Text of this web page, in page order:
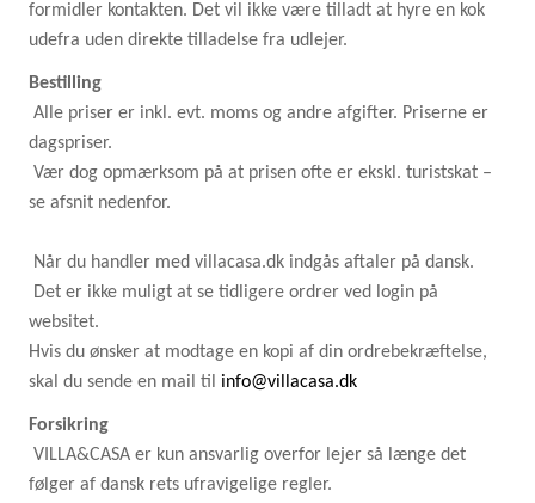
formidler kontakten. Det vil ikke være tilladt at hyre en kok
udefra uden direkte tilladelse fra udlejer.
Bestilling
Alle priser er inkl. evt. moms og andre afgifter. Priserne er
dagspriser.
Vær dog opmærksom på at prisen ofte er ekskl. turistskat –
se afsnit nedenfor.
Når du handler med villacasa.dk indgås aftaler på dansk.
Det er ikke muligt at se tidligere ordrer ved login på
websitet.
Hvis du ønsker at modtage en kopi af din ordrebekræftelse,
skal du sende en mail til info@villacasa.dk
Forsikring
VILLA&CASA er kun ansvarlig overfor lejer så længe det
følger af dansk rets ufravigelige regler.